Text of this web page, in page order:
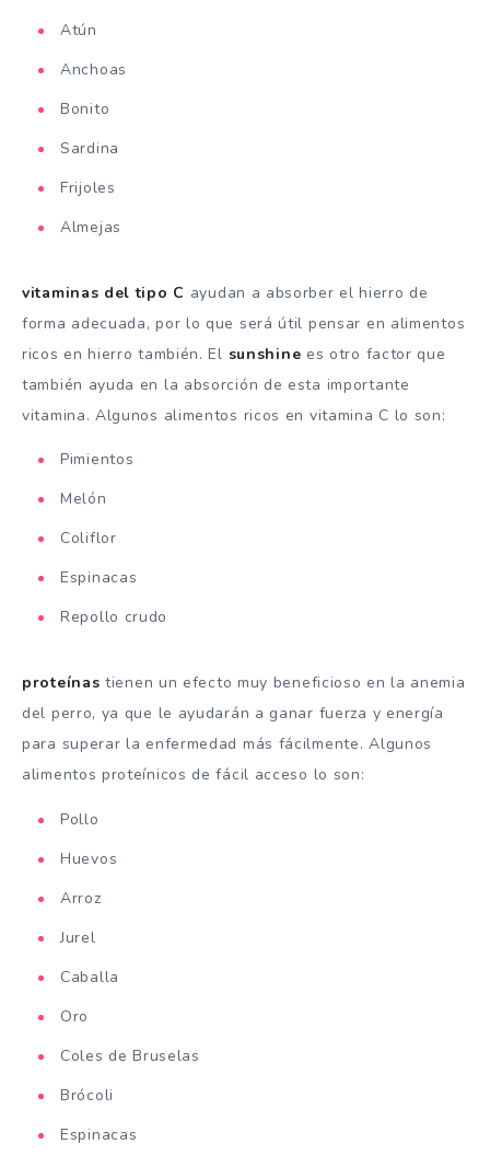
Atún
Anchoas
Bonito
Sardina
Frijoles
Almejas
vitaminas del tipo C ayudan a absorber el hierro de
forma adecuada, por lo que será útil pensar en alimentos
ricos en hierro también. El sunshine es otro factor que
también ayuda en la absorción de esta importante
vitamina. Algunos alimentos ricos en vitamina C lo son:
Pimientos
Melón
Coliflor
Espinacas
Repollo crudo
proteínas tienen un efecto muy beneficioso en la anemia
del perro, ya que le ayudarán a ganar fuerza y energía
para superar la enfermedad más fácilmente. Algunos
alimentos proteínicos de fácil acceso lo son:
Pollo
Huevos
Arroz
Jurel
Caballa
Oro
Coles de Bruselas
Brócoli
Espinacas